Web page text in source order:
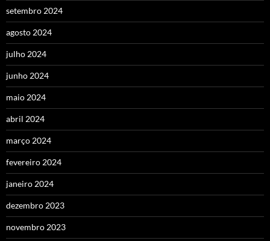
setembro 2024
agosto 2024
julho 2024
junho 2024
maio 2024
abril 2024
março 2024
fevereiro 2024
janeiro 2024
dezembro 2023
novembro 2023